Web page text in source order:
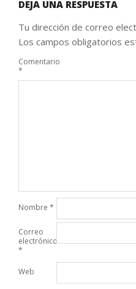
DEJA UNA RESPUESTA
Tu dirección de correo
Los campos obligatorios
Comentario
*
Nombre *
Correo
electrónico
*
Web